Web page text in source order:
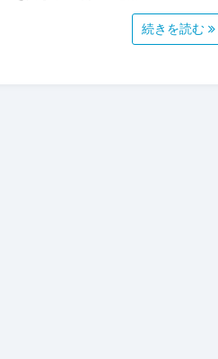
続きを読む